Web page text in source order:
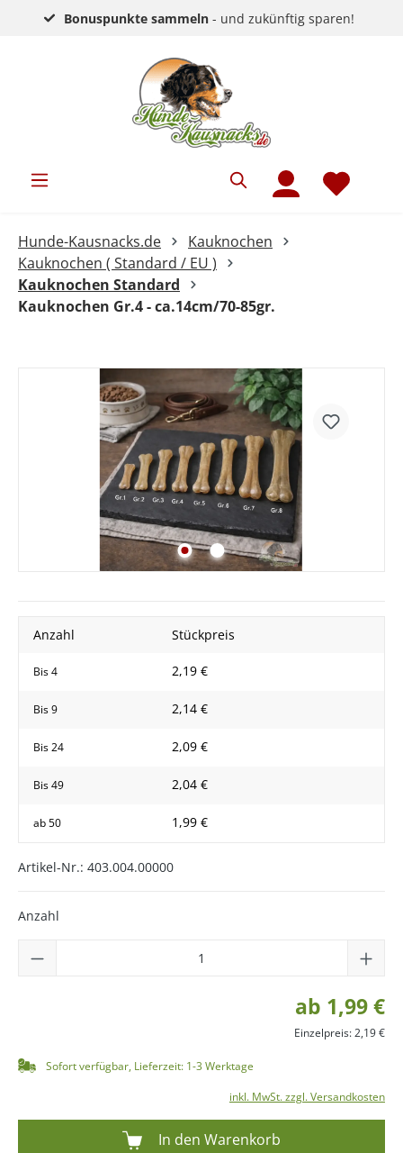
Bonuspunkte sammeln - und zukünftig sparen!
Hunde-Kausnacks.de
Kauknochen
Kauknochen ( Standard / EU )
Kauknochen Standard
Kauknochen Gr.4 - ca.14cm/70-85gr.
Anzahl Stückpreis
Bis4 2,19 €
Bis9 2,14 €
Bis24 2,09 €
Bis49 2,04 €
ab50 1,99 €
Artikel-Nr.: 403.004.00000
Anzahl
ab 1,99 €
Einzelpreis: 2,19 €
Sofort verfügbar, Lieferzeit: 1-3 Werktage
inkl. MwSt. zzgl. Versandkosten
In den Warenkorb